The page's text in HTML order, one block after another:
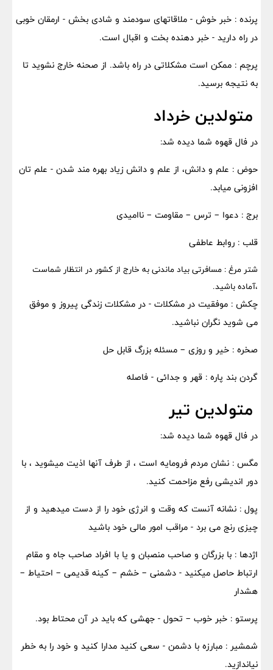
پرنده : خبر خوش - ملاقاتهای سودمند و شادی بخش - ارمقان خوبی
در راه دارید - خبر دهنده بخت و اقبال است.
پرچم : ممکن است مشکلاتی در راه باشد. از صحنه خارج نشوید تا
به نتیجه برسید.
متولدین خرداد
در فال قهوه شما دیده شد:
حوض : علم و دانش، از علم و دانش زیاد بهره مند شدن - علم تان
افزونی میابد.
برج : دعوا – ترس – مقاومت – ناامیدی
قلب : روابط عاطفی
شتر مرغ : مسافرتی بیاد ماندنی به خارج از کشور در انتظار شماست
،آماده باشید.
چکش : موفقیت در مشکلات - در مشکلات زندگی پیروز و موفق
می شوید نگران نباشید.
صخره : خیر و روزی – مسئله بزرگ قابل حل
گردن بند پاره : قهر و جدائی - فاصله
متولدین تیر
در فال قهوه شما دیده شد:
مگس : نشان مردم فرومایه است ، از طرف آنها اذیت میشوید ، با
دور اندیشی رفع مزاحمت کنید.
پول : نشانه آنست که وقت و انرژی خود را از دست میدهید و از
چیزی رنج می برد - مراقب امور مالی خود باشید
اژدها : با بزرگان و صاحب منصبان و یا با افراد صاحب جاه و مقام
ارتباط حاصل میکنید - دشمنی – خشم – کینه قدیمی – احتیاط –
هشدار
پرستو : خبر خوب – تحول - جهشی که باید در آن محتاط بود.
شمشیر : مبارزه با دشمن - سعی کنید مدارا کنید و خود را به خطر
نیاندازید.